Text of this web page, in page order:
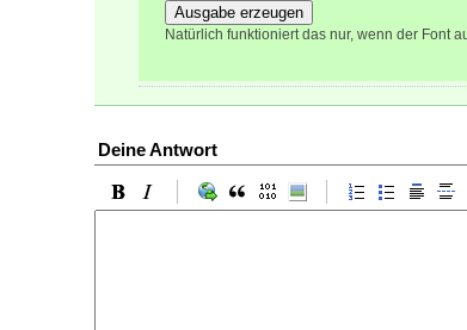
Ausgabe erzeugen
Natürlich funktioniert das nur, wenn der Font
Deine Antwort